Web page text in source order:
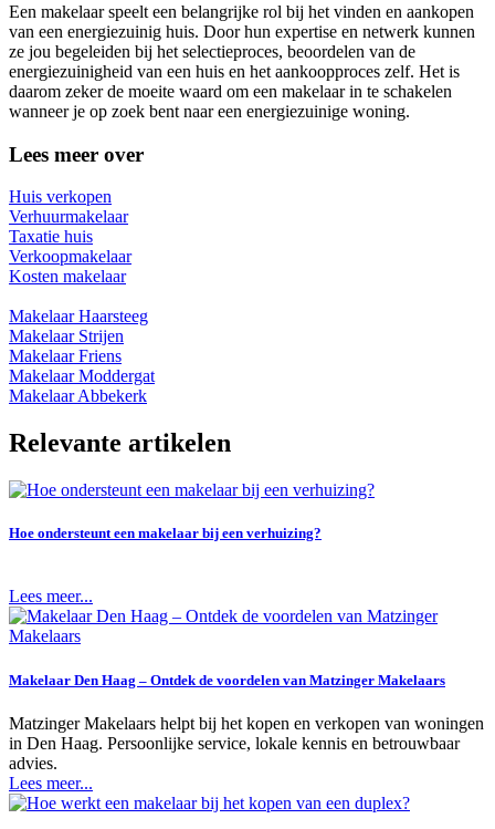
Een makelaar speelt een belangrijke rol bij het vinden en aankopen
van een energiezuinig huis. Door hun expertise en netwerk kunnen
ze jou begeleiden bij het selectieproces, beoordelen van de
energiezuinigheid van een huis en het aankoopproces zelf. Het is
daarom zeker de moeite waard om een makelaar in te schakelen
wanneer je op zoek bent naar een energiezuinige woning.
Lees meer over
Huis verkopen
Verhuurmakelaar
Taxatie huis
Verkoopmakelaar
Kosten makelaar
Makelaar Haarsteeg
Makelaar Strijen
Makelaar Friens
Makelaar Moddergat
Makelaar Abbekerk
Relevante artikelen
Hoe ondersteunt een makelaar bij een verhuizing?
Lees meer...
Makelaar Den Haag – Ontdek de voordelen van Matzinger Makelaars
Matzinger Makelaars helpt bij het kopen en verkopen van woningen
in Den Haag. Persoonlijke service, lokale kennis en betrouwbaar
advies.
Lees meer...